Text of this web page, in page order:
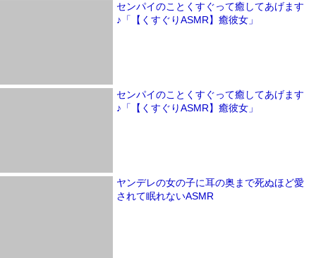
センパイのことくすぐって癒してあげます
♪「【くすぐりASMR】癒彼女」
センパイのことくすぐって癒してあげます
♪「【くすぐりASMR】癒彼女」
ヤンデレの女の子に耳の奥まで死ぬほど愛
されて眠れないASMR